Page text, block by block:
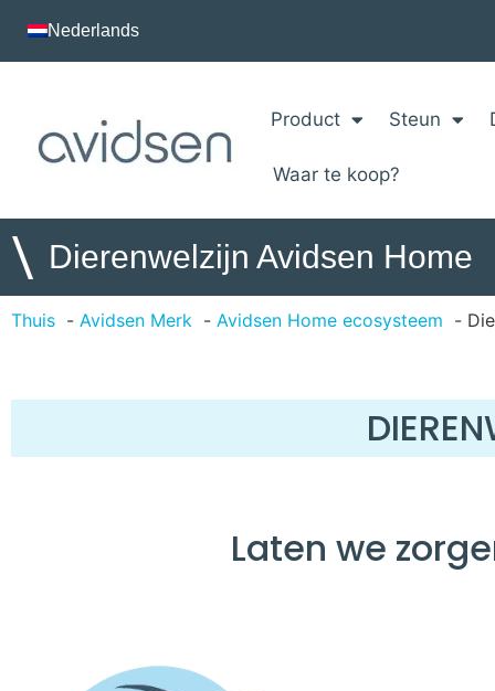
Nederlands
Product Steun
Waar te koop?
\ Dierenwelzijn Avidsen Home
Thuis Avidsen Merk Avidsen Home ecosysteem
Laten we